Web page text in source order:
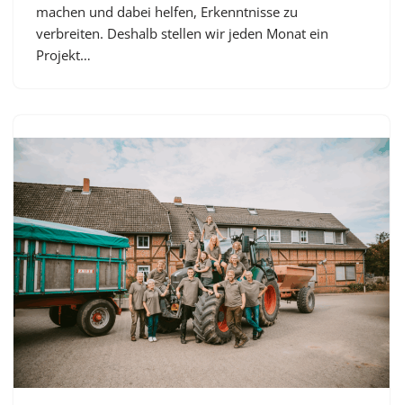
machen und dabei helfen, Erkenntnisse zu
verbreiten. Deshalb stellen wir jeden Monat ein
Projekt…